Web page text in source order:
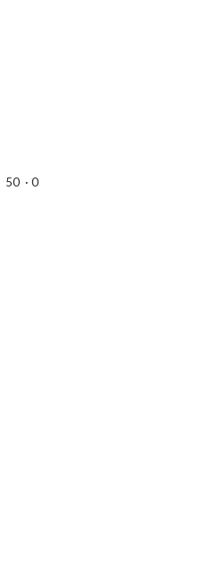
50 ·0